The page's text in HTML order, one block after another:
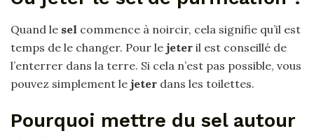
Quand le sel commence à noircir, cela signifie qu’il est
temps de le changer. Pour le jeter il est conseillé de
l’enterrer dans la terre. Si cela n’est pas possible, vous
pouvez simplement le jeter dans les toilettes.
Pourquoi mettre du sel autour